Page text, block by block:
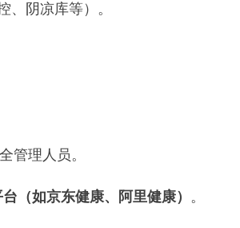
、阴凉库等）。
管理人员。
（如京东健康、阿里健康） 。